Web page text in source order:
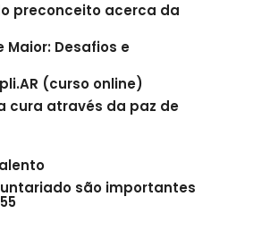
preconceito acerca da
Maior: Desafios e
(curso online)
cura através da paz de
são importantes